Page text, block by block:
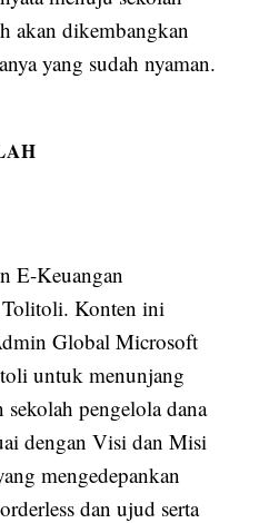
akan dikembangkan
yang sudah nyaman.
E-Keuangan
Konten ini
Global Microsoft
untuk menunjang
pengelola dana
dengan Visi dan Misi
mengedepankan
dan ujud serta